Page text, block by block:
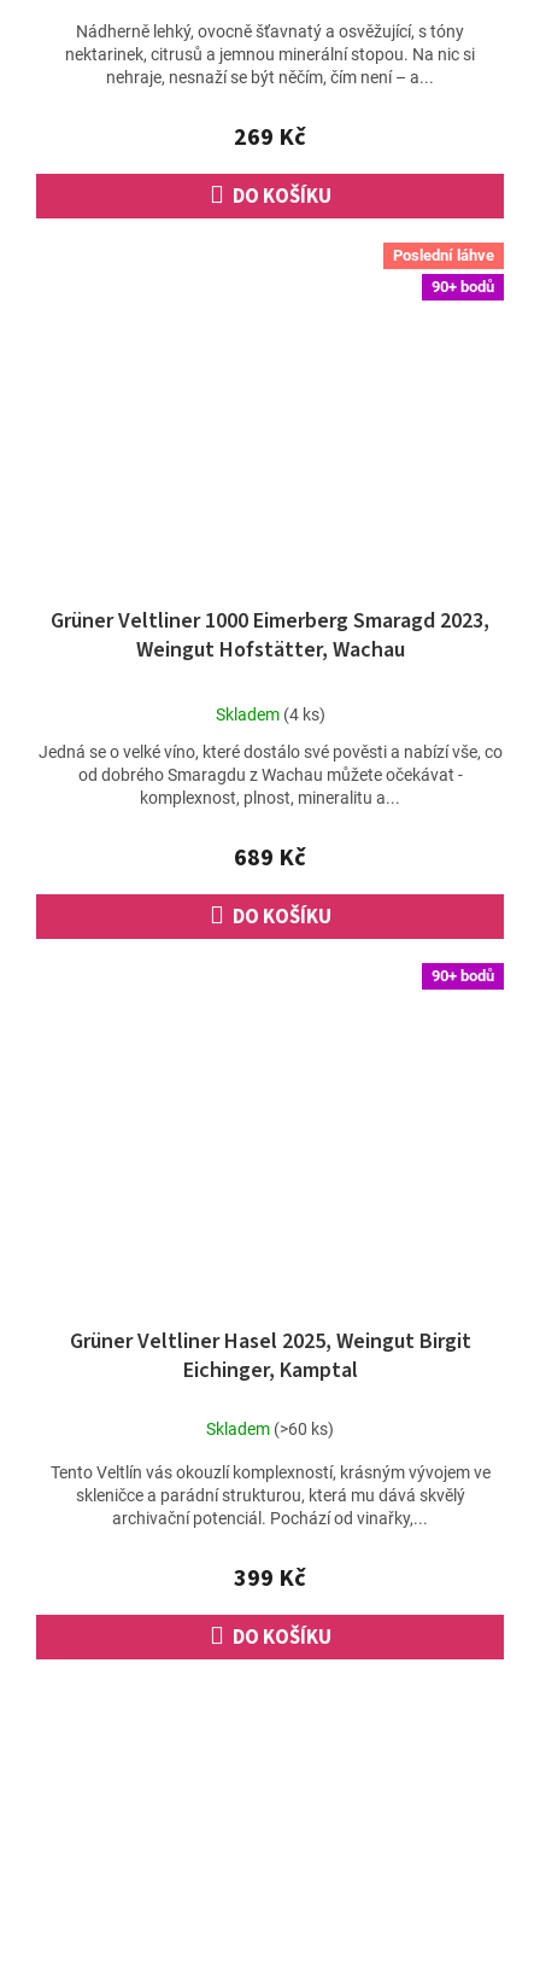
269 Kč
DO KOŠÍKU
Nádherně lehký, ovocně šťavnatý a osvěžující, s tóny
nektarinek, citrusů a jemnou minerální stopou. Na nic si
nehraje, nesnaží se být něčím, čím není – a...
Poslední láhve
90+ bodů
Grüner Veltliner 1000 Eimerberg Smaragd 2023,
Weingut Hofstätter, Wachau
Průměrné
produktu
je
4,7
5
hvězdiček.
Skladem (4 ks)
689 Kč
DO KOŠÍKU
Jedná se o velké víno, které dostálo své pověsti a nabízí vše, co
od dobrého Smaragdu z Wachau můžete očekávat -
komplexnost, plnost, mineralitu a...
90+ bodů
Grüner Veltliner Hasel 2025, Weingut Birgit
Eichinger, Kamptal
Skladem (>60 ks)
399 Kč
DO KOŠÍKU
Tento Veltlín vás okouzlí komplexností, krásným vývojem ve
skleničce a parádní strukturou, která mu dává skvělý
archivační potenciál. Pochází od vinařky,...